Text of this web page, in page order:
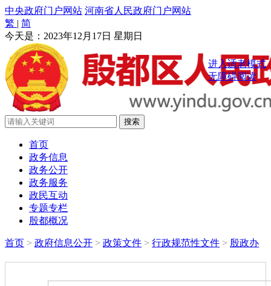
中央政府门户网站 河南省人民政府门户网站
繁 | 简
今天是： 2023年12月17日 星期日
进入适老模式
无障碍阅读
首页
政务信息
政务公开
政务服务
政民互动
专题专栏
殷都概况
首页 > 政府信息公开 > 政策文件 > 行政规范性文件 > 殷政办